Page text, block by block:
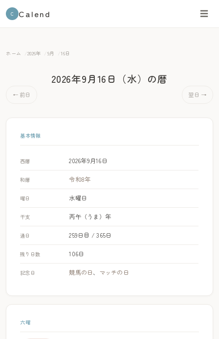
C Calend ☰
ホーム 2026年 9月 16日
← 前日
2026年9月16日（水） の暦
翌日 →
基本情報
西暦 2026年9月16日
和暦 令和8年
曜日 水曜日
干支 丙午（うま）年
通日 259日目 / 365日
残り日数 106日
記念日 競馬の日、 マッチの日
六曜